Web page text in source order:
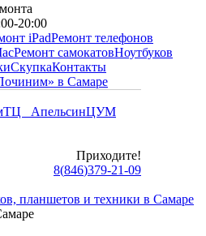
20:00
iPadРемонт телефонов
Ремонт самокатовНоутбуков
СкупкаКонтакты
ТЦ АпельсинЦУМ
Приходите!
8(846)379-21-09
планшетов и техники в Самаре